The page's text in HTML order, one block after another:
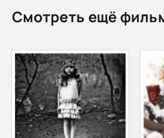
Смотреть ещё